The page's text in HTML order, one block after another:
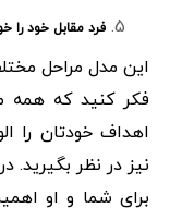
فرد مقابل خود
این مدل مراحل
فکر کنید که
اهداف خودتان را
نیز در نظر بگیرید.
برای شما و او